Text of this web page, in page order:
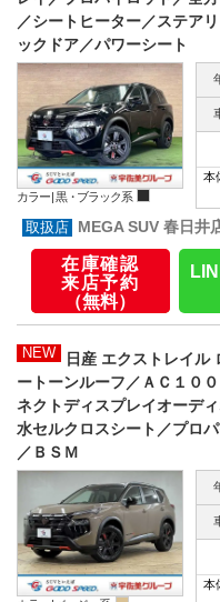
／シートヒーター／ステア
ックドア／パワーシート
カラー |黒・ブラック系
本
MEGA SUV 春日井
在庫確認
来店予約
（無料）
NEW
日産 エクストレイ
ートーンルーフ／ＡＣ１０
ネクトディスプレイオーデ
水セルクロスシート／プロ
／ＢＳＭ
本